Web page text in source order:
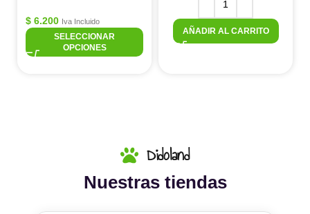
$ 6.200 Iva Incluido
SELECCIONAR
OPCIONES
AÑADIR AL CARRITO
Didoland
Nuestras tiendas